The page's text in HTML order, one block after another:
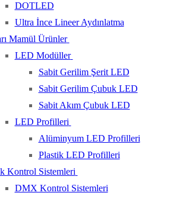
DOTLED
Ultra İnce Lineer Aydınlatma
Mamül Ürünler
LED Modüller
Sabit Gerilim Şerit LED
Sabit Gerilim Çubuk LED
Sabit Akım Çubuk LED
LED Profilleri
Alüminyum LED Profilleri
Plastik LED Profilleri
Kontrol Sistemleri
DMX Kontrol Sistemleri